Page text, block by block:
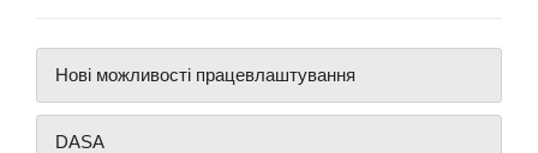
Нові можливості працевлаштування
DASA